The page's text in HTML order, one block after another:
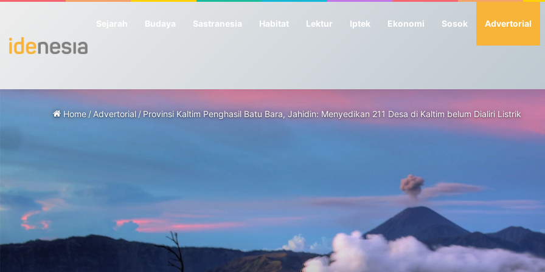
Sejarah Budaya Sastranesia Habitat Lektur Iptek Ekonomi Sosok Advertorial
Home / Advertorial /Provinsi Kaltim Penghasil Batu Bara, Jahidin: Menyedikan 211 Desa di Kaltim belum Dialiri Listrik